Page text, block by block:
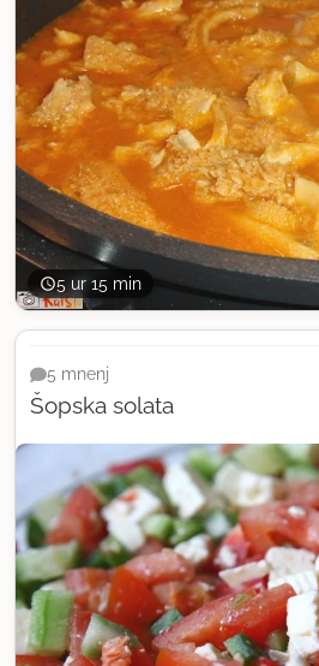
5 ur 15 min
Šopska solata
5 mnenj